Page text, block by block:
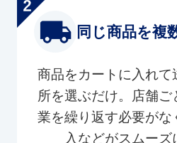
同じ商品を複
商品をカートに入れて
所を選ぶだけ。店舗
業を繰り返す必要がな
入などがスムーズ